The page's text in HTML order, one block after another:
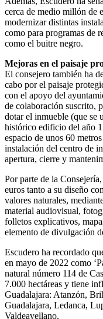
cerca de medio millón de
modernizar distintas
como para programas de
como el buitre negro.
Mejoras en el paisaje
El consejero también ha
cabo por el paisaje
con el apoyo del
de colaboración suscrito,
dotar el inmueble (que se
histórico edificio del año
espacio de unos 60
instalación del centro de
apertura, cierre y
Por parte de la
euros tanto a su diseño
valores naturales,
material audiovisual,
folletos explicativos,
elemento de divulgación
Escudero ha recordado
en mayo de 2022 como
natural número 114 de
7.000 hectáreas y tiene
Guadalajara: Atanzón,
Guadalajara, Ledanca,
Valdeavellano.